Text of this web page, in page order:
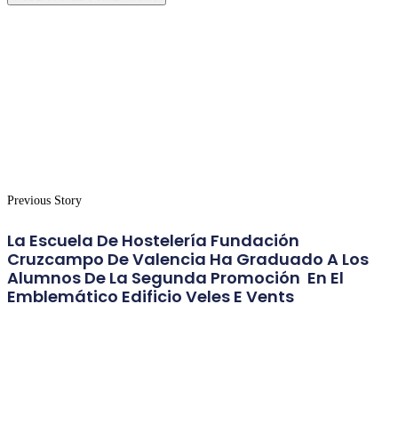
Previous Story
La Escuela De Hostelería Fundación
Cruzcampo De Valencia Ha Graduado A Los
Alumnos De La Segunda Promoción En El
Emblemático Edificio Veles E Vents